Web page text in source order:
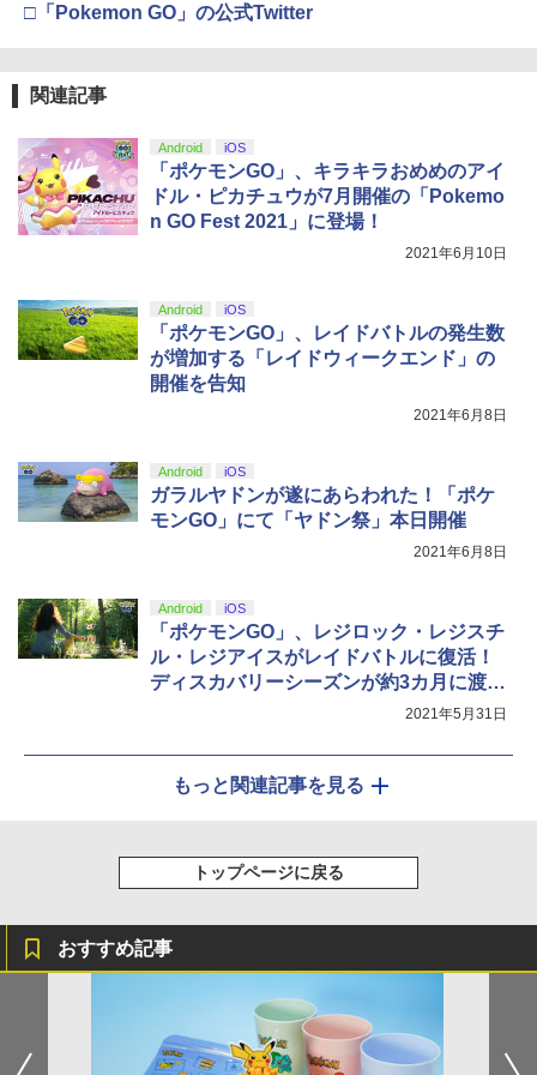
￥7,722
4
ンラインコード版
5
ニンテンドープリペイド番号 5000円|オ
ンラインコード版
￥5,000
トローラー ミッドナイト ブラック(CFI-
5
【純正品】DualSense ワイヤレスコン
トローラー(CFI-ZCT2J)
￥10,737
5
【純正品】Xbox ワイヤレス コントロー
ラー (カーボンブラック)
￥8,020
4
￥8,698
【Amazon.co.jp限定】劇場版モノノ怪
巾着＋メーカー特典:【坤と離】二振りの
剣、十翼より来たる！スタジオ描き下ろ
しイラストボード付) [DVD]
￥8,800
□「Pokemon GO」の公式Twitter
関連記事
Android iOS
「ポケモンGO」、キラキラおめめのアイ
ドル・ピカチュウが7月開催の「Pokemo
n GO Fest 2021」に登場！
2021年6月10日
Android iOS
「ポケモンGO」、レイドバトルの発生数
が増加する「レイドウィークエンド」の
開催を告知
2021年6月8日
Android iOS
ガラルヤドンが遂にあらわれた！「ポケ
モンGO」にて「ヤドン祭」本日開催
2021年6月8日
Android iOS
「ポケモンGO」、レジロック・レジスチ
ル・レジアイスがレイドバトルに復活！
ディスカバリーシーズンが約3カ月に渡っ
2021年5月31日
もっと関連記事を見る
トップページに戻る
おすすめ記事